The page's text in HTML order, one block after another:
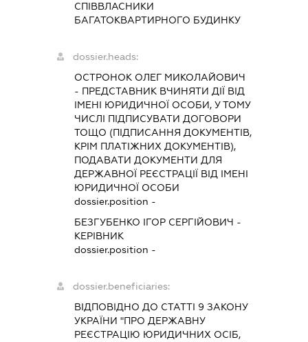
СПІВВЛАСНИКИ
БАГАТОКВАРТИРНОГО БУДИНКУ
dossier.heads:
ОСТРОНОК ОЛЕГ МИКОЛАЙОВИЧ
- ПРЕДСТАВНИК ВЧИНЯТИ ДІЇ ВІД
ІМЕНІ ЮРИДИЧНОЇ ОСОБИ, У ТОМУ
ЧИСЛІ ПІДПИСУВАТИ ДОГОВОРИ
ТОЩО (ПІДПИСАННЯ ДОКУМЕНТІВ,
КРІМ ПЛАТІЖНИХ ДОКУМЕНТІВ),
ПОДАВАТИ ДОКУМЕНТИ ДЛЯ
ДЕРЖАВНОЇ РЕЄСТРАЦІЇ ВІД ІМЕНІ
ЮРИДИЧНОЇ ОСОБИ
dossier.position -
БЕЗГУБЕНКО ІГОР СЕРГІЙОВИЧ -
КЕРІВНИК
dossier.position -
dossier.beneficiaries:
ВІДПОВІДНО ДО СТАТТІ 9 ЗАКОНУ
УКРАЇНИ "ПРО ДЕРЖАВНУ
РЕЄСТРАЦІЮ ЮРИДИЧНИХ ОСІБ,